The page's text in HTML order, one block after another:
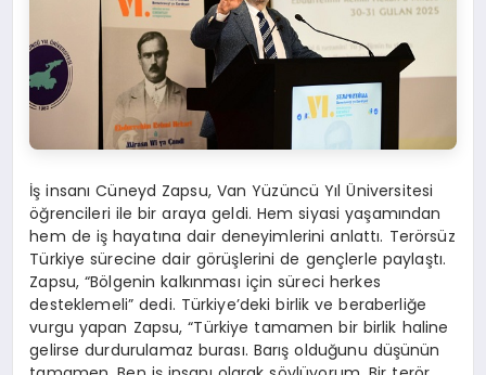
İş insanı Cüneyd Zapsu, Van Yüzüncü Yıl Üniversitesi
öğrencileri ile bir araya geldi. Hem siyasi yaşamından
hem de iş hayatına dair deneyimlerini anlattı. Terörsüz
Türkiye sürecine dair görüşlerini de gençlerle paylaştı.
Zapsu, “Bölgenin kalkınması için süreci herkes
desteklemeli” dedi. Türkiye’deki birlik ve beraberliğe
vurgu yapan Zapsu, “Türkiye tamamen bir birlik haline
gelirse durdurulamaz burası. Barış olduğunu düşünün